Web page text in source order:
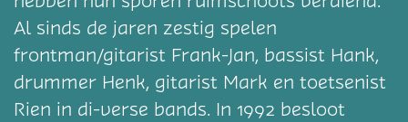
Al sinds de jaren zestig spelen
frontman/gitarist Frank-Jan, bassist Hank,
drummer Henk, gitarist Mark en toetsenist
Rien in di-verse bands. In 1992 besloot